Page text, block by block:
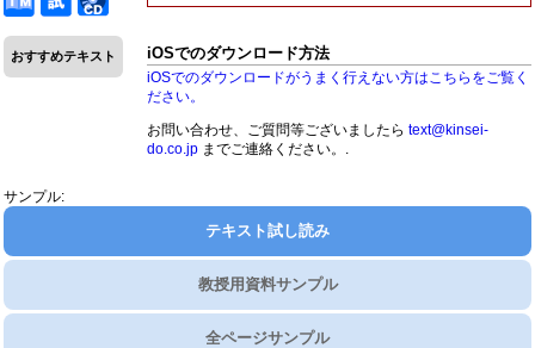
おすすめテキスト iOSでのダウンロード方法
iOSでのダウンロードがうまく行えない方はこちらをご覧く
ださい。
お問い合わせ、ご質問等ございましたら text@kinsei-
do.co.jp までご連絡ください。.
サンプル:
テキスト試し読み
教授用資料サンプル
全ページサンプル